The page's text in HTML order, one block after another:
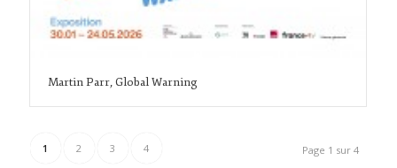
Martin Parr, Global Warning
Page 1 sur 4
1 2 3 4